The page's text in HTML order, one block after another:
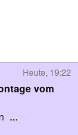
Heute, 19:22
vom
...